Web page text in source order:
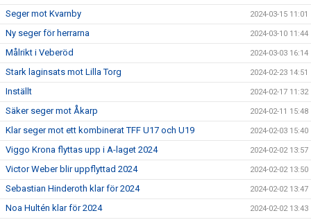
Seger mot Kvarnby 2024-03-15 11:01
Ny seger för herrarna 2024-03-10 11:44
Målrikt i Veberöd 2024-03-03 16:14
Stark laginsats mot Lilla Torg 2024-02-23 14:51
Inställt 2024-02-17 11:32
Säker seger mot Åkarp 2024-02-11 15:48
Klar seger mot ett kombinerat TFF U17 och U19 2024-02-03 15:40
Viggo Krona flyttas upp i A-laget 2024 2024-02-02 13:57
Victor Weber blir uppflyttad 2024 2024-02-02 13:50
Sebastian Hinderoth klar för 2024 2024-02-02 13:47
Noa Hultén klar för 2024 2024-02-02 13:43